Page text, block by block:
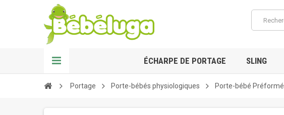
ÉCHARPE DE PORTAGE SLING
Portage Porte-bébés physiologiques Porte-bébé Préformé